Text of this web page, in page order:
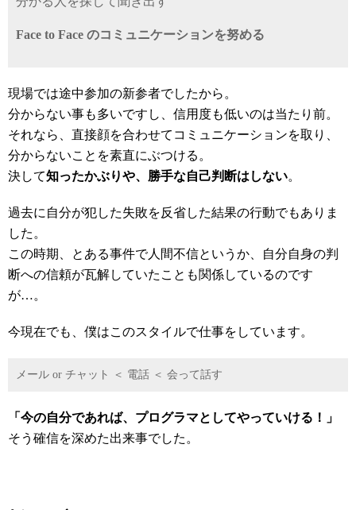
Face to Face のコミュニケーションを努める
現場では途中参加の新参者でしたから。
分からない事も多いですし、信用度も低いのは当たり前。
それなら、直接顔を合わせてコミュニケーションを取り、
分からないことを素直にぶつける。
決して知ったかぶりや、勝手な自己判断はしない。
過去に自分が犯した失敗を反省した結果の行動でもありま
した。
この時期、とある事件で人間不信というか、自分自身の判
断への信頼が瓦解していたことも関係しているのです
が…。
今現在でも、僕はこのスタイルで仕事をしています。
メール or チャット ＜ 電話 ＜ 会って話す
「今の自分であれば、プログラマとしてやっていける！」
そう確信を深めた出来事でした。